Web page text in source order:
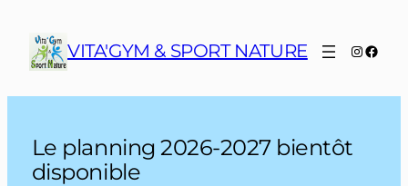
contenu VITA'GYM & SPORT NATURE
Le planning 2026-2027 bientôt
disponible